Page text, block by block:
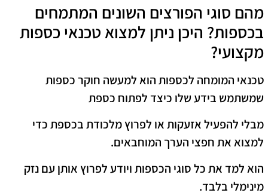
מהם סוגי הפורצים השונים המתמחים
בכספות? היכן ניתן למצוא טכנאי כספות
מקצועי?
טכנאי המומחה לכספות הוא למעשה חוקר כספות
שמשתמש בידע שלו כיצד לפתוח כספת
מבלי להפעיל אזעקות או לפרוץ מלכודת בכספת כדי
למצוא את חפצי הערך המוחבאים.
הוא למד את כל סוגי הכספות ויודע לפרוץ אותן עם נזק
מינימלי בלבד.